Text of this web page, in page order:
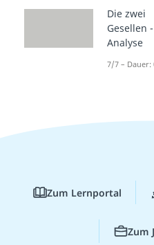
Die zwei
Gesellen -
Analyse
7/7 – Dauer:
Zum Lernportal
Zum